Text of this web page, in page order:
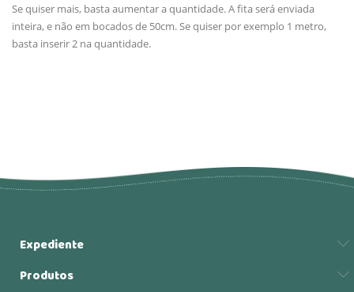
Se quiser mais, basta aumentar a quantidade. A fita será enviada
inteira, e não em bocados de 50cm. Se quiser por exemplo 1 metro,
basta inserir 2 na quantidade.
Expediente
Produtos